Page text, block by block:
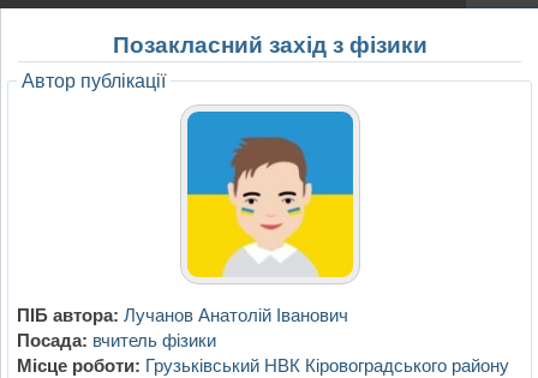
Позакласний захід з фізики
Автор публікації
ПІБ автора: Лучанов Анатолій Іванович
Посада: вчитель фізики
Місце роботи: Грузьківський НВК Кіровоградського району